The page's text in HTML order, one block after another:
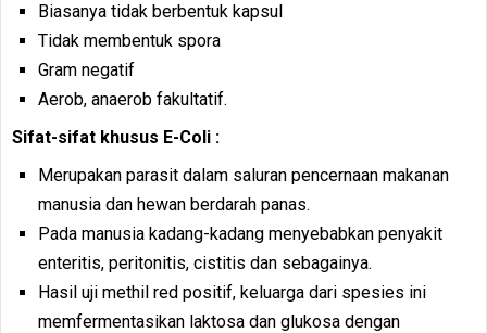
Biasanya tidak berbentuk kapsul
Tidak membentuk spora
Gram negatif
Aerob, anaerob fakultatif.
Sifat-sifat khusus E-Coli :
Merupakan parasit dalam saluran pencernaan makanan
manusia dan hewan berdarah panas.
Pada manusia kadang-kadang menyebabkan penyakit
enteritis, peritonitis, cistitis dan sebagainya.
Hasil uji methil red positif, keluarga dari spesies ini
memfermentasikan laktosa dan glukosa dengan